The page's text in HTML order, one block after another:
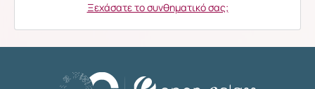
Ξεχάσατε το συνθηματικό σας;